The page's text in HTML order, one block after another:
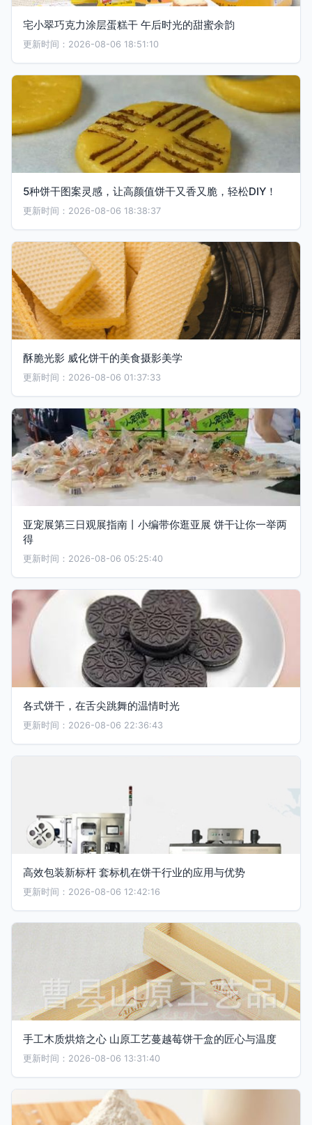
宅小翠巧克力涂层蛋糕干 午后时光的甜蜜余韵
更新时间：2026-08-06 18:51:10
5种饼干图案灵感，让高颜值饼干又香又脆，轻松DIY！
更新时间：2026-08-06 18:38:37
酥脆光影 威化饼干的美食摄影美学
更新时间：2026-08-06 01:37:33
亚宠展第三日观展指南丨小编带你逛亚展 饼干让你一举两
得
更新时间：2026-08-06 05:25:40
各式饼干，在舌尖跳舞的温情时光
更新时间：2026-08-06 22:36:43
高效包装新标杆 套标机在饼干行业的应用与优势
更新时间：2026-08-06 12:42:16
手工木质烘焙之心 山原工艺蔓越莓饼干盒的匠心与温度
更新时间：2026-08-06 13:31:40